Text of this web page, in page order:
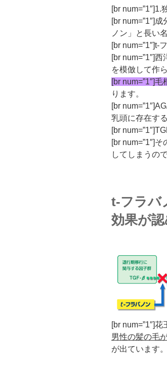
[br num=”1″]1.
[br num=”1″]成
ノン 」と長い
[br num=”1″]t-
[br num=”1″]
を模倣して作
[br num=”1″]
ります。
[br
乳頭に存在す
[br
[br num=”1″]
してしまうので
t-フラバ
効果が
[br num=”1″]
男性の髪の毛
が出ています。